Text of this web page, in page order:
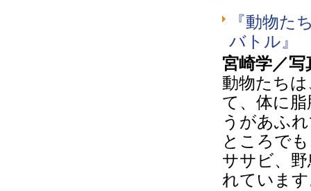
『動物
バトル』
宮崎学／
動物たち
て、体に
うがあふ
ところで
ササビ、
れていま